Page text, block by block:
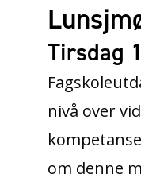
Tirsdag
nivå over
om denne